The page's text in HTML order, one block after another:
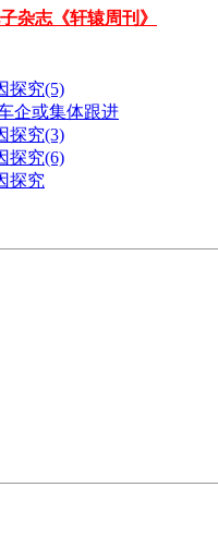
杂志《轩辕周刊》
探究(5)
企或集体跟进
探究(3)
探究(6)
探究